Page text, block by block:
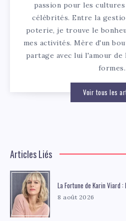
passion pour les
célébrités. Entre la
poterie, je trouve le
mes activités. Mère d'un
partage avec lui l'amour
formes.
Voir tous les
Articles Liés
La Fortune de Karin Viard
8 août 2026